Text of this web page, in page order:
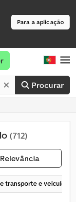
Para a aplicação
Procurar
(712)
transporte e veículos